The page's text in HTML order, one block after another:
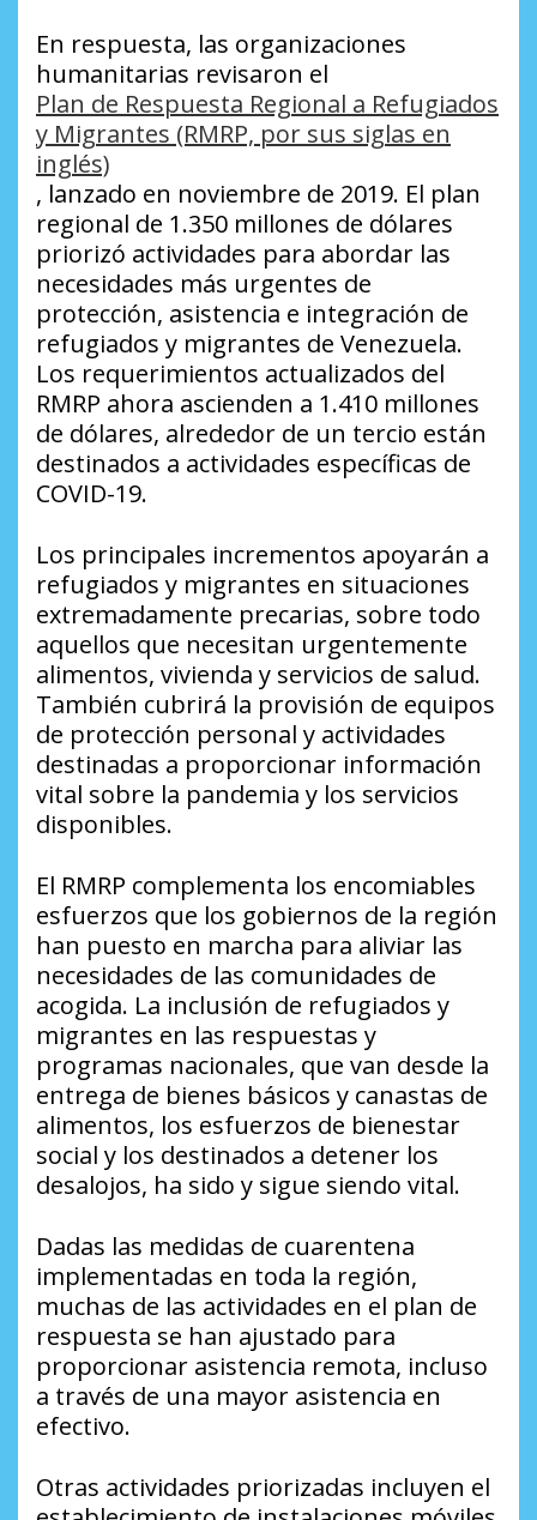
En respuesta, las organizaciones
humanitarias revisaron el
Plan de Respuesta Regional a Refugiados
y Migrantes (RMRP, por sus siglas en
inglés)
, lanzado en noviembre de 2019. El plan
regional de 1.350 millones de dólares
priorizó actividades para abordar las
necesidades más urgentes de
protección, asistencia e integración de
refugiados y migrantes de Venezuela.
Los requerimientos actualizados del
RMRP ahora ascienden a 1.410 millones
de dólares, alrededor de un tercio están
destinados a actividades específicas de
COVID-19.
Los principales incrementos apoyarán a
refugiados y migrantes en situaciones
extremadamente precarias, sobre todo
aquellos que necesitan urgentemente
alimentos, vivienda y servicios de salud.
También cubrirá la provisión de equipos
de protección personal y actividades
destinadas a proporcionar información
vital sobre la pandemia y los servicios
disponibles.
El RMRP complementa los encomiables
esfuerzos que los gobiernos de la región
han puesto en marcha para aliviar las
necesidades de las comunidades de
acogida. La inclusión de refugiados y
migrantes en las respuestas y
programas nacionales, que van desde la
entrega de bienes básicos y canastas de
alimentos, los esfuerzos de bienestar
social y los destinados a detener los
desalojos, ha sido y sigue siendo vital.
Dadas las medidas de cuarentena
implementadas en toda la región,
muchas de las actividades en el plan de
respuesta se han ajustado para
proporcionar asistencia remota, incluso
a través de una mayor asistencia en
efectivo.
Otras actividades priorizadas incluyen el